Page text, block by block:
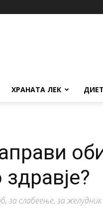
ХРАНАТА ЛЕК
за слабеење, за